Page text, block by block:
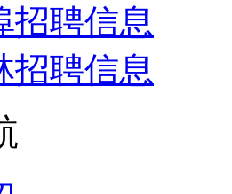
招聘信息
招聘信息